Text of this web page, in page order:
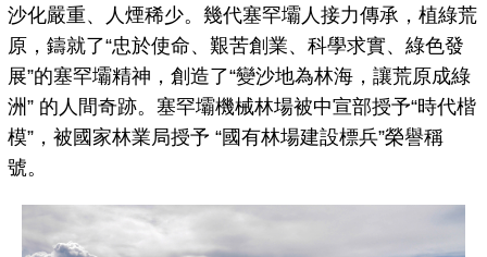
沙化嚴重、人煙稀少。幾代塞罕壩人接力傳承，植綠荒
原，鑄就了“忠於使命、艱苦創業、科學求實、綠色發
展”的塞罕壩精神，創造了“變沙地為林海，讓荒原成綠
洲” 的人間奇跡。塞罕壩機械林場被中宣部授予“時代楷
模”，被國家林業局授予 “國有林場建設標兵”榮譽稱
號。